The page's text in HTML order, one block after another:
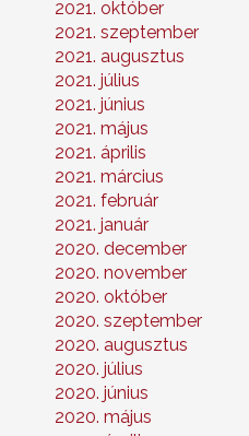
2021. október
2021. szeptember
2021. augusztus
2021. július
2021. június
2021. május
2021. április
2021. március
2021. február
2021. január
2020. december
2020. november
2020. október
2020. szeptember
2020. augusztus
2020. július
2020. június
2020. május